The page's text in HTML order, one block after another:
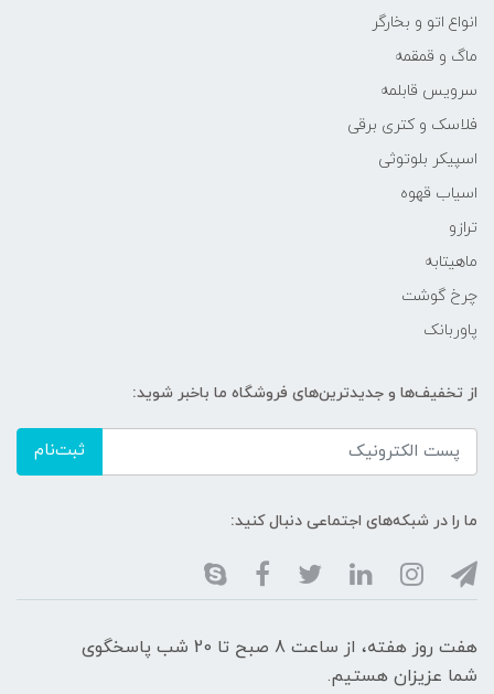
انواع اتو و بخارگر
ماگ و قمقمه
سرویس قابلمه
فلاسک و کتری برقی
اسپیکر بلوتوثی
اسیاب قهوه
ترازو
ماهیتابه
چرخ گوشت
پاوربانک
از تخفیف‌ها و جدیدترین‌های فروشگاه ما باخبر شوید:
ثبت‌نام
ما را در شبکه‌های اجتماعی دنبال کنید:
هفت روز هفته، از ساعت 8 صبح تا 20 شب پاسخگوی
شما عزیزان هستیم.